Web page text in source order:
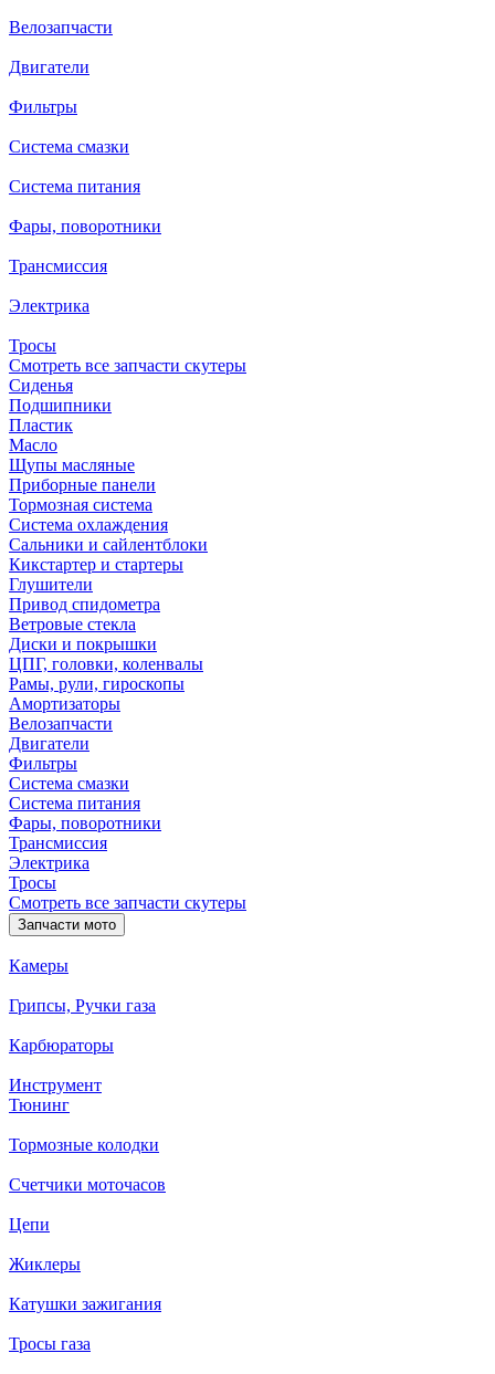
Велозапчасти
Двигатели
Фильтры
Система смазки
Система питания
Фары, поворотники
Трансмиссия
Электрика
Тросы
Смотреть все запчасти скутеры
Сиденья
Подшипники
Пластик
Масло
Щупы масляные
Приборные панели
Тормозная система
Система охлаждения
Сальники и сайлентблоки
Кикстартер и стартеры
Глушители
Привод спидометра
Ветровые стекла
Диски и покрышки
ЦПГ, головки, коленвалы
Рамы, рули, гироскопы
Амортизаторы
Велозапчасти
Двигатели
Фильтры
Система смазки
Система питания
Фары, поворотники
Трансмиссия
Электрика
Тросы
Смотреть все запчасти скутеры
Запчасти мото
Камеры
Грипсы, Ручки газа
Карбюраторы
Инструмент
Тюнинг
Тормозные колодки
Счетчики моточасов
Цепи
Жиклеры
Катушки зажигания
Тросы газа